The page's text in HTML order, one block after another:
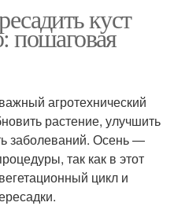
куст
пошаговая
агротехнический
растение, улучшить
заболеваний. Осень —
так как в этот
цикл и